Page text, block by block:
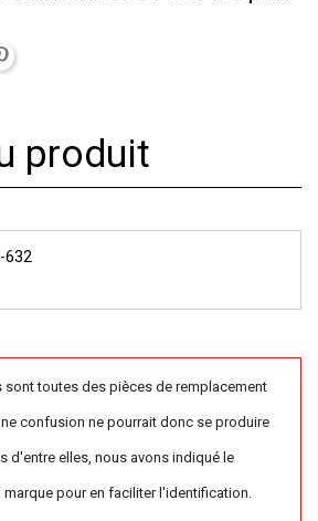
produit
632
sont toutes des pièces de remplacement
confusion ne pourrait donc se produire
d'entre elles, nous avons indiqué le
pour en faciliter l'identification.